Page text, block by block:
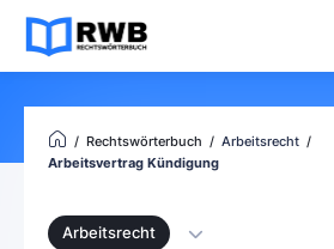
Rechtswörterbuch
Arbeitsrecht
Arbeitsvertrag Kündigung
Arbeitsrecht